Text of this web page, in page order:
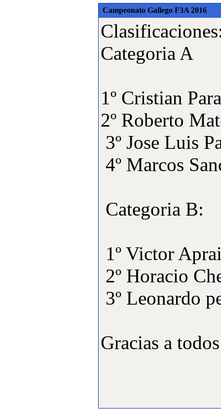
Campeonato Gallego F3A 2016
Categoria A
1º Cristian
2º
3º Jose
4º
Categoria B:
1º Victor
2º
3º
Gracias a